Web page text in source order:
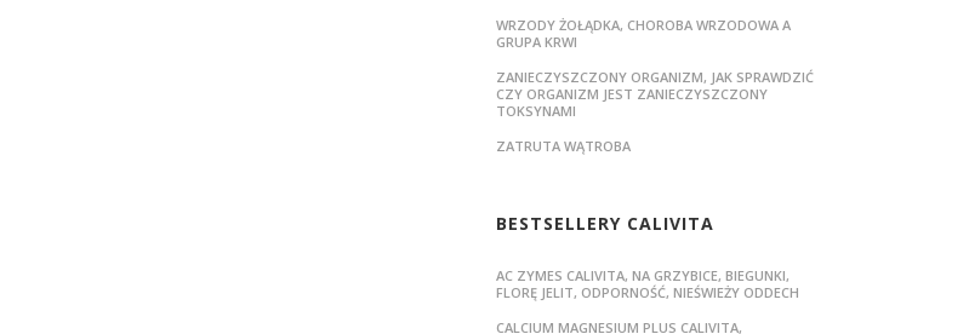
WRZODY ŻOŁĄDKA, CHOROBA WRZODOWA A
GRUPA KRWI
ZANIECZYSZCZONY ORGANIZM, JAK SPRAWDZIĆ
CZY ORGANIZM JEST ZANIECZYSZCZONY
TOKSYNAMI
ZATRUTA WĄTROBA
BESTSELLERY CALIVITA
AC ZYMES CALIVITA, NA GRZYBICE, BIEGUNKI,
FLORĘ JELIT, ODPORNOŚĆ, NIEŚWIEŻY ODDECH
CALCIUM MAGNESIUM PLUS CALIVITA,